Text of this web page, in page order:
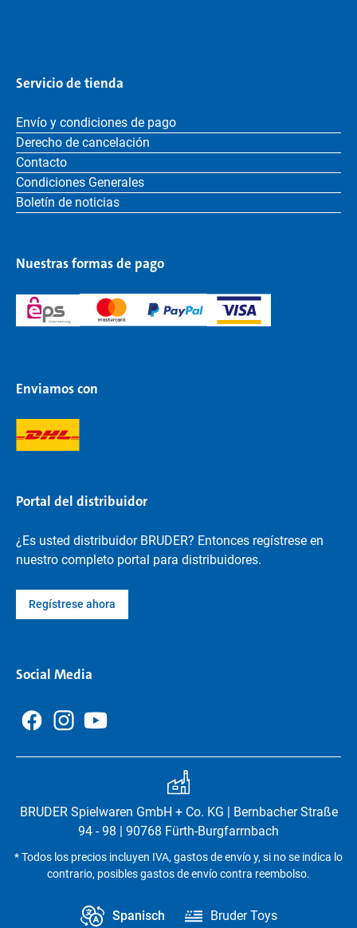
Servicio de tienda
Envío y condiciones de pago
Derecho de cancelación
Contacto
Condiciones Generales
Boletín de noticias
Nuestras formas de pago
Enviamos con
Portal del distribuidor
¿Es usted distribuidor BRUDER? Entonces regístrese en
nuestro completo portal para distribuidores.
Regístrese ahora
Social Media
BRUDER Spielwaren GmbH + Co. KG | Bernbacher Straße
94 - 98 | 90768 Fürth-Burgfarrnbach
* Todos los precios incluyen IVA, gastos de envío y, si no se indica lo
contrario, posibles gastos de envío contra reembolso.
Spanisch Bruder Toys